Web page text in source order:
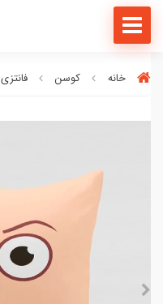
خانه کوسن فانتزی